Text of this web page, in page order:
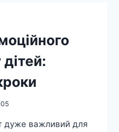
дітей:
дуже важливий для